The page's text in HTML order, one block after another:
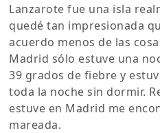
Lanzarote fue una isla
quedé tan impresionada
acuerdo menos de las
Madrid sólo estuve una
39 grados de fiebre y
toda la noche sin dormir.
estuve en Madrid me
mareada.